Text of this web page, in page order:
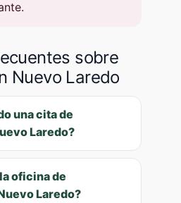
sobre
Nuevo Laredo
una cita de
Laredo?
oficina de
Laredo?